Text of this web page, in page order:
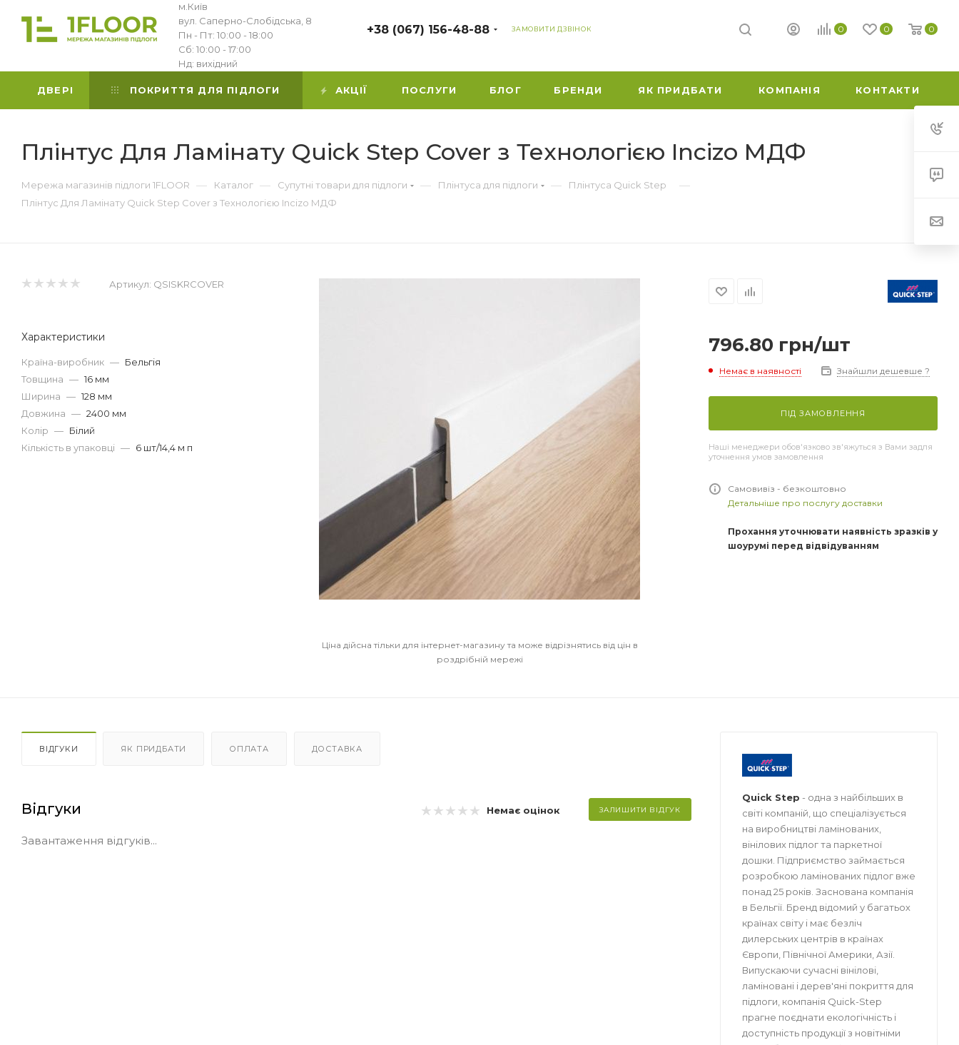
м.Київ
вул. Саперно-Слобідська, 8
Пн - Пт: 10:00 - 18:00
Сб: 10:00 - 17:00
Нд: вихідний
+38 (067) 156-48-88 ЗАМОВИТИ ДЗВІНОК 0 0 0
ДВЕРІ ПОКРИТТЯ ДЛЯ ПІДЛОГИ АКЦІЇ ПОСЛУГИ БЛОГ БРЕНДИ ЯК ПРИДБАТИ КОМПАНІЯ КОНТАКТИ
Плінтус Для Ламінату Quick Step Cover з Технологією Incizo МДФ
Мережа магазинів підлоги 1FLOOR — Каталог — Супутні товари для підлоги — Плінтуса для підлоги — Плінтуса Quick Step —
Плінтус Для Ламінату Quick Step Cover з Технологією Incizo МДФ
Ціна дійсна тільки для інтернет-магазину та може відрізнятись від цін в
роздрібній мережі
Артикул: QSISKRCOVER
Характеристики
Країна-виробник — Бельгія
Товщина — 16 мм
Ширина — 128 мм
Довжина — 2400 мм
Колір — Білий
Кількість в упаковці — 6 шт/14,4 м п
796.80 грн/шт
Немає в наявності Знайшли дешевше ?
ПІД ЗАМОВЛЕННЯ
Наші менеджери обов'язково зв'яжуться з Вами задля
уточнення умов замовлення
Самовивіз - безкоштовно
Детальніше про послугу доставки
Прохання уточнювати наявність зразків у
шоурумі перед відвідуванням
ВІДГУКИ ЯК ПРИДБАТИ ОПЛАТА ДОСТАВКА
Відгуки Немає оцінок ЗАЛИШИТИ ВІДГУК
Завантаження відгуків...
Quick Step - одна з найбільших в
світі компаній, що спеціалізується
на виробництві ламінованих,
вінілових підлог та паркетної
дошки. Підприємство займається
розробкою ламінованих підлог вже
понад 25 років. Заснована компанія
в Бельгії. Бренд відомий у багатьох
країнах світу і має безліч
дилерських центрів в країнах
Європи, Північної Америки, Азії.
Випускаючи сучасні вінілові,
ламіновані і дерев'яні покриття для
підлоги, компанія Quick-Step
прагне поєднати екологічність і
доступність продукції з новітніми